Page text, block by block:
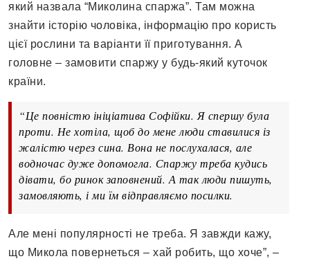
який назвала “Миколина спаржа”. Там можна
знайти історію чоловіка, інформацію про користь
цієї рослини та варіанти її приготування. А
головне – замовити спаржу у будь-який куточок
країни.
“Це повністю ініціатива Софійки. Я спершу була
проти. Не хотіла, щоб до мене люди ставилися із
жалістю через сина. Вона не послухалася, але
водночас дуже допомогла. Спаржу треба кудись
дівати, бо ринок заповнений. А так люди пишуть,
замовляють, і ми їм відправляємо посилки.
Але мені популярності не треба. Я завжди кажу,
що Микола повернеться – хай робить, що хоче”, –